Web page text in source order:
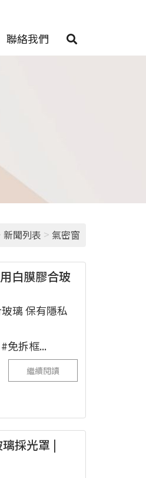
聯絡我們
新聞列表 > 氣密窗
白膜膠合玻
璃 保有隱私
免拆框...
繼續閱讀
採光罩 |